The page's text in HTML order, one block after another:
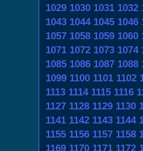
1029 1030 1031 1032
1043 1044 1045 1046
1057 1058 1059 1060
1071 1072 1073 1074
1085 1086 1087 1088
1099 1100 1101 1102
1113 1114 1115 1116
1127 1128 1129 1130
1141 1142 1143 1144
1155 1156 1157 1158
1169 1170 1171 1172